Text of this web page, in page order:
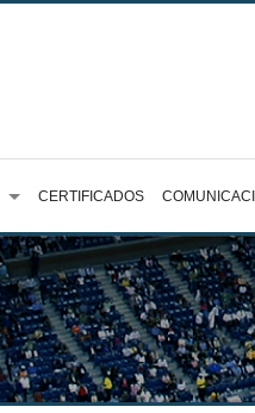
CERTIFICADOS